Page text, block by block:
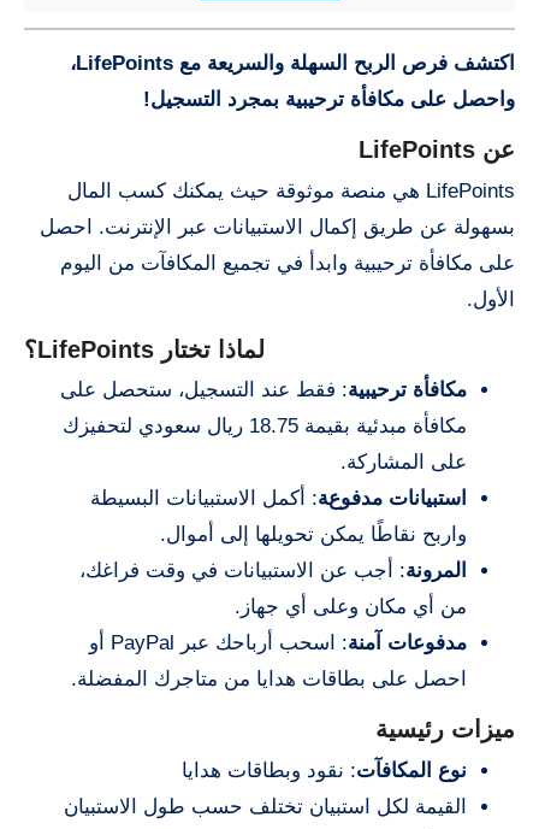
اكتشف فرص الربح السهلة والسريعة مع LifePoints،
واحصل على مكافأة ترحيبية بمجرد التسجيل!
عن LifePoints
LifePoints هي منصة موثوقة حيث يمكنك كسب المال
بسهولة عن طريق إكمال الاستبيانات عبر الإنترنت. احصل
على مكافأة ترحيبية وابدأ في تجميع المكافآت من اليوم
الأول.
لماذا تختار LifePoints؟
مكافأة ترحيبية: فقط عند التسجيل، ستحصل على
مكافأة مبدئية بقيمة 18.75 ريال سعودي لتحفيزك
على المشاركة.
استبيانات مدفوعة: أكمل الاستبيانات البسيطة
واربح نقاطًا يمكن تحويلها إلى أموال.
المرونة: أجب عن الاستبيانات في وقت فراغك،
من أي مكان وعلى أي جهاز.
مدفوعات آمنة
: اسحب أرباحك عبر PayPal أو
احصل على بطاقات هدايا من متاجرك المفضلة.
ميزات رئيسية
نوع المكافآت: نقود وبطاقات هدايا
القيمة لكل استبيان تختلف حسب طول الاستبيان